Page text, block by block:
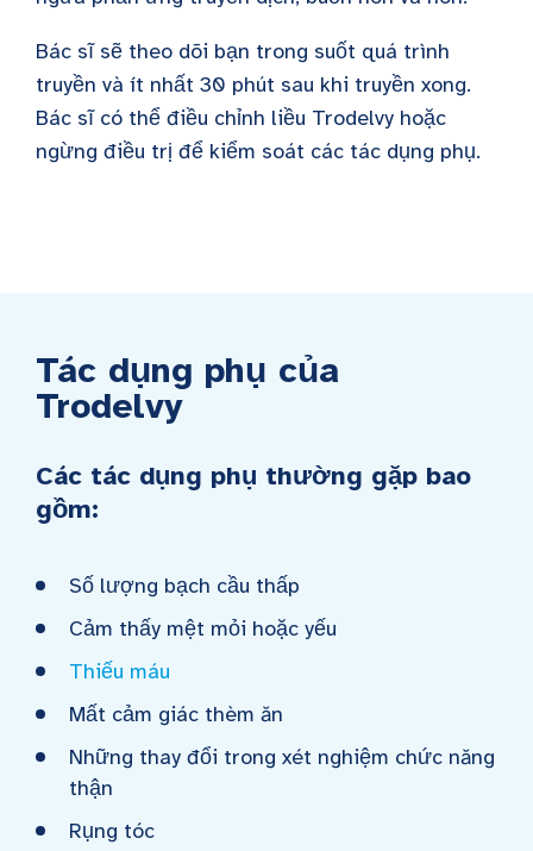
Bác sĩ sẽ theo dõi bạn trong suốt quá trình
truyền và ít nhất 30 phút sau khi truyền xong.
Bác sĩ có thể điều chỉnh liều Trodelvy hoặc
ngừng điều trị để kiểm soát các tác dụng phụ.
Tác dụng phụ của
Trodelvy
Các tác dụng phụ thường gặp bao
gồm:
Số lượng bạch cầu thấp
Cảm thấy mệt mỏi hoặc yếu
Thiếu máu
Mất cảm giác thèm ăn
Những thay đổi trong xét nghiệm chức năng
thận
Rụng tóc